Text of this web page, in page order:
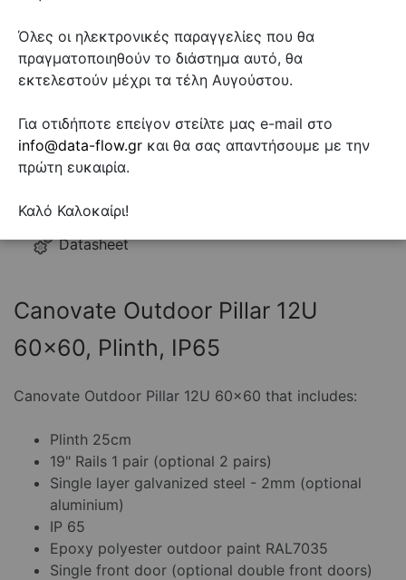
Datasheet
Canovate Outdoor Pillar 12U
60x60, Plinth, IP65
Canovate Outdoor Pillar 12U 60x60 that includes:
Plinth 25cm
19" Rails 1 pair (optional 2 pairs)
Single layer galvanized steel - 2mm (optional
aluminium)
IP 65
Epoxy polyester outdoor paint RAL7035
Single front door (optional double front doors)
Όλες οι ηλεκτρονικές παραγγελίες που θα
πραγματοποιηθούν το διάστημα αυτό, θα
εκτελεστούν μέχρι τα τέλη Αυγούστου.
Για οτιδήποτε επείγον στείλτε μας e-mail στο
info@data-flow.gr και θα σας απαντήσουμε με την
πρώτη ευκαιρία.
Καλό Καλοκαίρι!